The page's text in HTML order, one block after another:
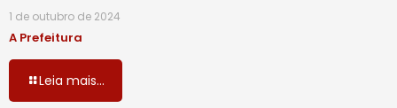
1 de outubro de 2024
A Prefeitura
Leia mais...